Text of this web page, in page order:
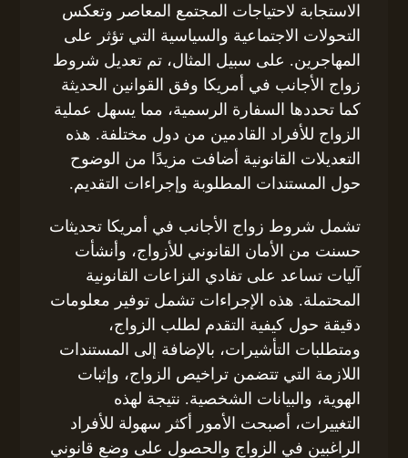
الاستجابة لاحتياجات المجتمع المعاصر وتعكس
التحولات الاجتماعية والسياسية التي تؤثر على
المهاجرين. على سبيل المثال، تم تعديل شروط
زواج الأجانب في أمريكا وفق القوانين الحديثة
كما تحددها السفارة الرسمية، مما يسهل عملية
الزواج للأفراد القادمين من دول مختلفة. هذه
التعديلات القانونية أضافت مزيدًا من الوضوح
حول المستندات المطلوبة وإجراءات التقديم.
تشمل شروط زواج الأجانب في أمريكا تحديثات
حسنت من الأمان القانوني للأزواج، وأنشأت
آليات تساعد على تفادي النزاعات القانونية
المحتملة. هذه الإجراءات تشمل توفير معلومات
دقيقة حول كيفية التقدم لطلب الزواج،
ومتطلبات التأشيرات، بالإضافة إلى المستندات
اللازمة التي تتضمن تراخيص الزواج، وإثبات
الهوية، والبيانات الشخصية. نتيجة لهذه
التغييرات، أصبحت الأمور أكثر سهولة للأفراد
الراغبين في الزواج والحصول على وضع قانوني